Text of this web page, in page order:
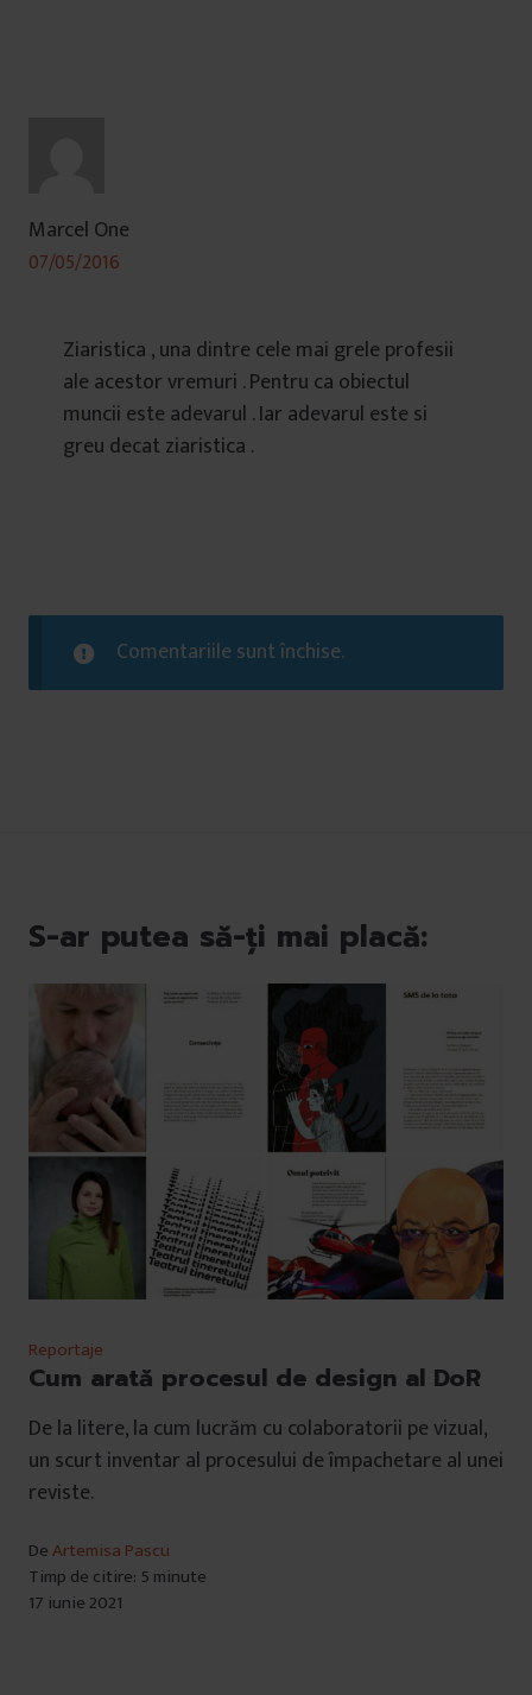
Marcel One
07/05/2016
Ziaristica , una dintre cele mai grele profesii
ale acestor vremuri . Pentru ca obiectul
muncii este adevarul . Iar adevarul este si
greu decat ziaristica .
Comentariile sunt închise.
S-ar putea să-ți mai placă:
Reportaje
Cum arată procesul de design al DoR
De la litere, la cum lucrăm cu colaboratorii pe vizual,
un scurt inventar al procesului de împachetare al unei
reviste.
DeArtemisa Pascu
Timp de citire: 5 minute
17 iunie 2021